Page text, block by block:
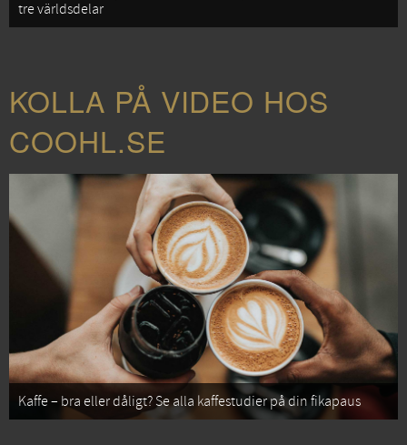
tre världsdelar
KOLLA PÅ VIDEO HOS
COOHL.SE
Kaffe – bra eller dåligt? Se alla kaffestudier på din fikapaus